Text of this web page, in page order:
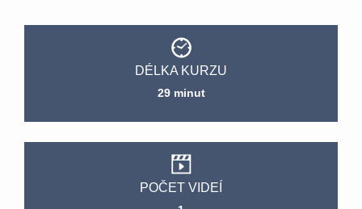
DÉLKA KURZU
29 minut
POČET VIDEÍ